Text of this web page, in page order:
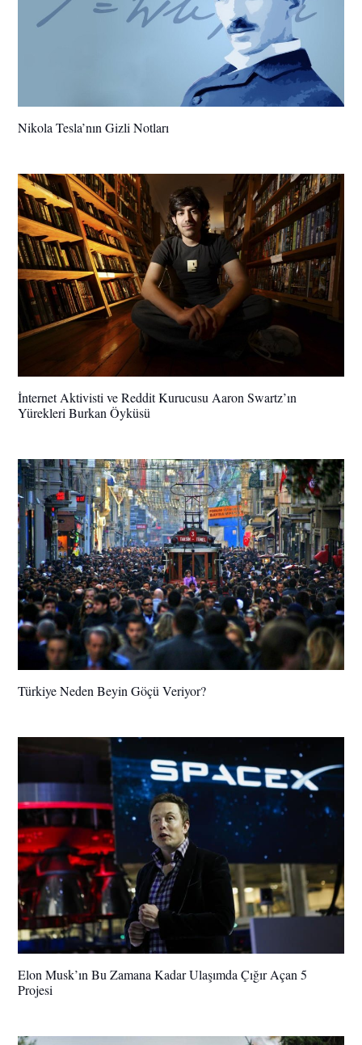
Nikola Tesla’nın Gizli Notları
İnternet Aktivisti ve Reddit Kurucusu Aaron Swartz’ın
Yürekleri Burkan Öyküsü
Türkiye Neden Beyin Göçü Veriyor?
Elon Musk’ın Bu Zamana Kadar Ulaşımda Çığır Açan 5
Projesi